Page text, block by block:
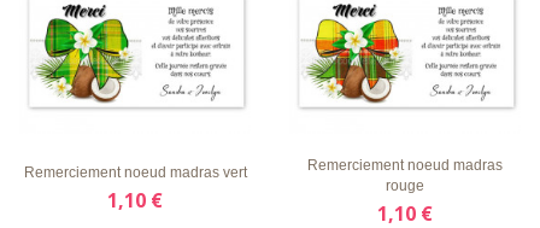
LISTE
APERÇU
DÉTAILS
Remerciement noeud madras vert
1,10 €
LISTE
APERÇU
DÉTAILS
Remerciement noeud madras
rouge
1,10 €